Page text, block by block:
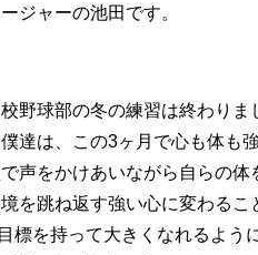
ジャーの池田です。
野球部の冬の練習は終わり
達は、この3ヶ月で心も体も
声をかけあいながら自らの
を跳ね返す強い心に変わるこ
標を持って大きくなれるよう